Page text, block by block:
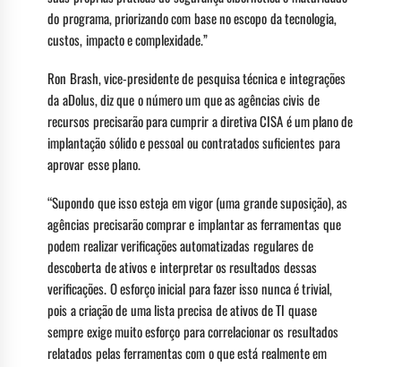
do programa, priorizando com base no escopo da tecnologia,
custos, impacto e complexidade.”
Ron Brash, vice-presidente de pesquisa técnica e integrações
da aDolus, diz que o número um que as agências civis de
recursos precisarão para cumprir a diretiva CISA é um plano de
implantação sólido e pessoal ou contratados suficientes para
aprovar esse plano.
“Supondo que isso esteja em vigor (uma grande suposição), as
agências precisarão comprar e implantar as ferramentas que
podem realizar verificações automatizadas regulares de
descoberta de ativos e interpretar os resultados dessas
verificações. O esforço inicial para fazer isso nunca é trivial,
pois a criação de uma lista precisa de ativos de TI quase
sempre exige muito esforço para correlacionar os resultados
relatados pelas ferramentas com o que está realmente em